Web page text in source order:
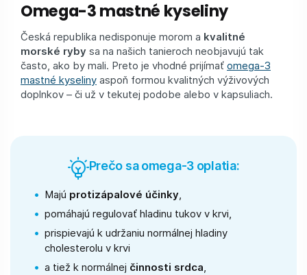
Omega-3 mastné kyseliny
Česká republika nedisponuje morom a kvalitné
morské ryby sa na našich tanieroch neobjavujú tak
často, ako by mali. Preto je vhodné prijímať omega-3
mastné kyseliny aspoň formou kvalitných výživových
doplnkov – či už v tekutej podobe alebo v kapsuliach.
Prečo sa omega-3 oplatia:
Majú protizápalové účinky,
pomáhajú regulovať hladinu tukov v krvi,
prispievajú k udržaniu normálnej hladiny
cholesterolu v krvi
a tiež k normálnej činnosti srdca,